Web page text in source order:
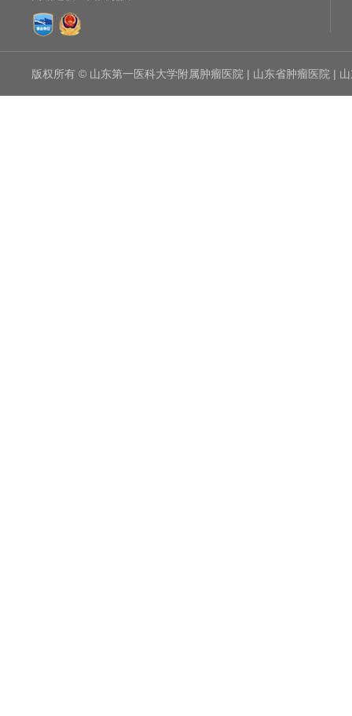
版权所有 © 山东第一医科大学附属肿瘤医院 | 山东省肿瘤医院 |